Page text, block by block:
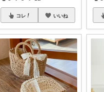
コレ いいね